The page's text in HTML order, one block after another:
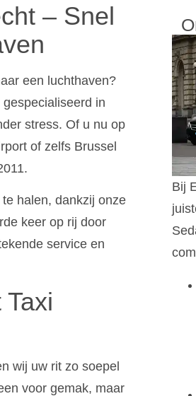
– Snel
een luchthaven?
in
stress. Of u nu op
of zelfs Brussel
halen, dankzij onze
keer op rij door
service en
wij uw rit zo soepel
voor gemak, maar
Bij